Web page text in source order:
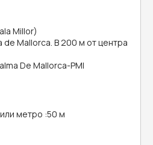
Millor)
de Mallorca. В 200 м от центра
De Mallorca-PMI
метро :50 м